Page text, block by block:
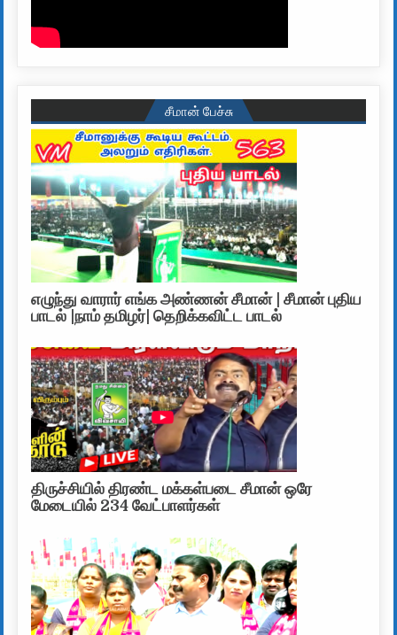
சீமான் பேச்சு
எழுந்து வாரார் எங்க அண்ணன் சீமான் | சீமான் புதிய
பாடல் |நாம் தமிழர்| தெறிக்கவிட்ட பாடல்
திருச்சியில் திரண்ட மக்கள்படை சீமான் ஒரே
மேடையில் 234 வேட்பாளர்கள்